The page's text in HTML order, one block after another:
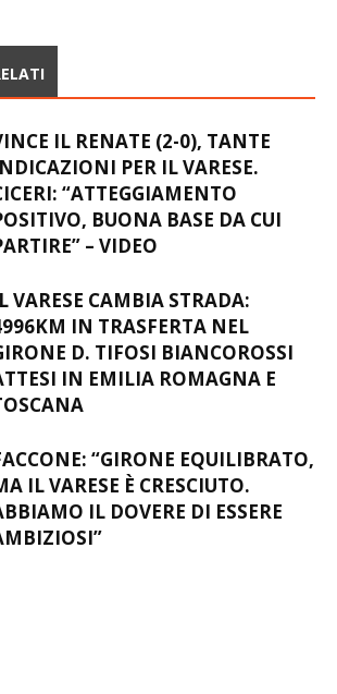
IL RENATE (2-0), TANTE
PER IL VARESE.
“ATTEGGIAMENTO
BUONA BASE DA CUI
– VIDEO
VARESE CAMBIA STRADA:
IN TRASFERTA NEL
D. TIFOSI BIANCOROSSI
IN EMILIA ROMAGNA E
“GIRONE EQUILIBRATO,
IL VARESE È CRESCIUTO.
IL DOVERE DI ESSERE